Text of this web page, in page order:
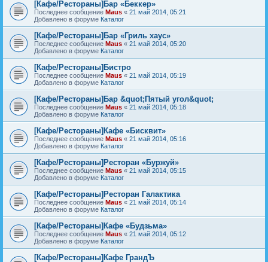
[Кафе/Рестораны]Бар «Беккер»
Последнее сообщение Maus « 21 май 2014, 05:21
Добавлено в форуме Каталог
[Кафе/Рестораны]Бар «Гриль хаус»
Последнее сообщение Maus « 21 май 2014, 05:20
Добавлено в форуме Каталог
[Кафе/Рестораны]Бистро
Последнее сообщение Maus « 21 май 2014, 05:19
Добавлено в форуме Каталог
[Кафе/Рестораны]Бар &quot;Пятый угол&quot;
Последнее сообщение Maus « 21 май 2014, 05:18
Добавлено в форуме Каталог
[Кафе/Рестораны]Кафе «Бисквит»
Последнее сообщение Maus « 21 май 2014, 05:16
Добавлено в форуме Каталог
[Кафе/Рестораны]Ресторан «Буржуй»
Последнее сообщение Maus « 21 май 2014, 05:15
Добавлено в форуме Каталог
[Кафе/Рестораны]Ресторан Галактика
Последнее сообщение Maus « 21 май 2014, 05:14
Добавлено в форуме Каталог
[Кафе/Рестораны]Кафе «Будзьма»
Последнее сообщение Maus « 21 май 2014, 05:12
Добавлено в форуме Каталог
[Кафе/Рестораны]Кафе ГрандЪ